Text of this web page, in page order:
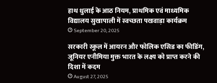
हाथ धुलाई के आठ नियम, प्राथमिक एवं माध्यमिक
विद्यालय सुखापाली में स्वच्छता पखवाड़ा कार्यक्रम
September 20, 2025
सरकारी स्कूल में आयरन और फोलिक एसिड का फीडिंग,
जूनियर एनीमिया मुक्त भारत के लक्ष्य को प्राप्त करने की
दिशा में कदम
August 27, 2025